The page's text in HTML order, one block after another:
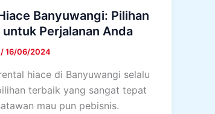
Banyuwangi: Pilihan
untuk Perjalanan Anda
/16/06/2024
hiace di Banyuwangi selalu
terbaik yang sangat tepat
mau pun pebisnis.